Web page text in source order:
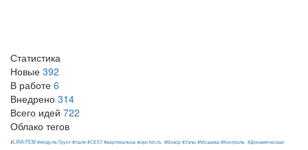
Статистика
Новые 392
В работе 6
Внедрено 314
Всего идей 722
Облако тегов
#LIRA-FEM #модуль Ґрунт #паля #СЕ57 #вертикальна жорсткість #Визор #Узлы #Мозаика #Контроль #Динамическая